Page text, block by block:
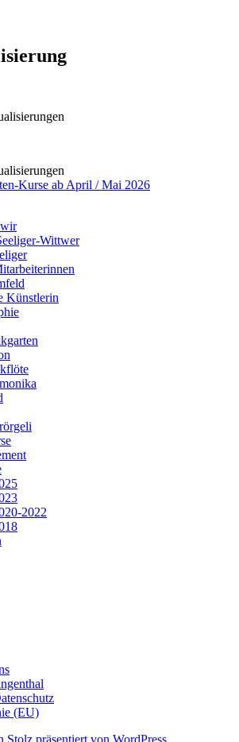
Kurse ab April / Mai 2026
Wittwer
Künstlerin
2022
(EU)
Stolz präsentiert von WordPress